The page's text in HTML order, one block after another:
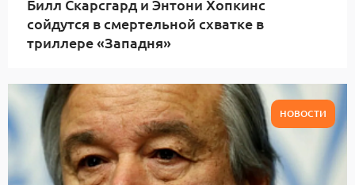
Билл Скарсгард и Энтони Хопкинс
сойдутся в смертельной схватке в
триллере «Западня»
НОВОСТИ